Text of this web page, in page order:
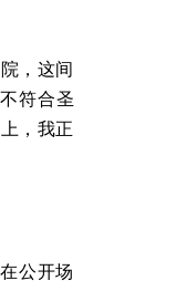
，这间
符合圣
，我正
公开场